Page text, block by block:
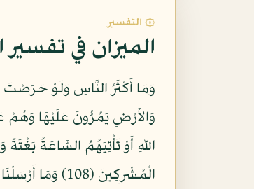
۞ التفسير
الميزان في تفسير
الْمُشْرِكِينَ